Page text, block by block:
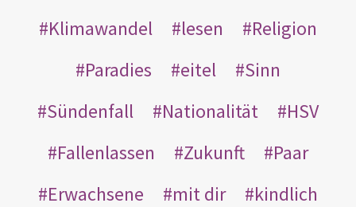
Klimawandel
lesen
Religion
Paradies
eitel
Sinn
Sündenfall
Nationalität
HSV
Fallenlassen
Zukunft
Paar
Erwachsene
mit dir
kindlich